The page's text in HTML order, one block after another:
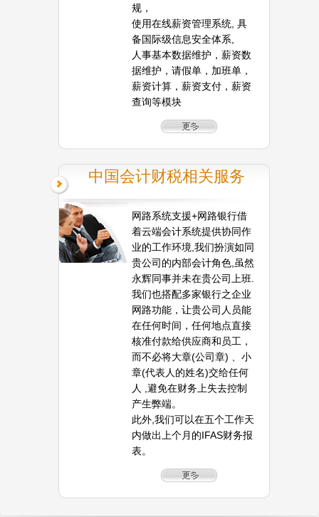
规，
使用在线薪资管理系统, 具
备国际级信息安全体系,
人事基本数据维护，薪资数
据维护，请假单，加班单，
薪资计算，薪资支付，薪资
查询等模块
中国会计财税相关服务
网路系统支援+网路银行借
着云端会计系统提供协同作
业的工作环境,我们扮演如同
贵公司的内部会计角色,虽然
永辉同事并未在贵公司上班.
我们也搭配多家银行之企业
网路功能，让贵公司人员能
在任何时间，任何地点直接
核准付款给供应商和员工，
而不必将大章(公司章) 、小
章(代表人的姓名)交给任何
人 ,避免在财务上失去控制
产生弊端。
此外,我们可以在五个工作天
内做出上个月的IFAS财务报
表。